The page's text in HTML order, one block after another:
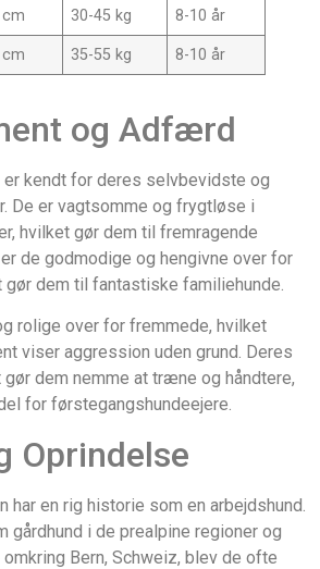
30-45 kg 8-10 år
35-55 kg 8-10 år
og Adfærd
er kendt for deres selvbevidste og
De er vagtsomme og frygtløse i
hvilket gør dem til fremragende
de godmodige og hengivne over for
dem til fantastiske familiehunde.
rolige over for fremmede, hvilket
viser aggression uden grund. Deres
dem nemme at træne og håndtere,
for førstegangshundeejere.
Oprindelse
har en rig historie som en arbejdshund.
gårdhund i de prealpine regioner og
Bern, Schweiz, blev de ofte